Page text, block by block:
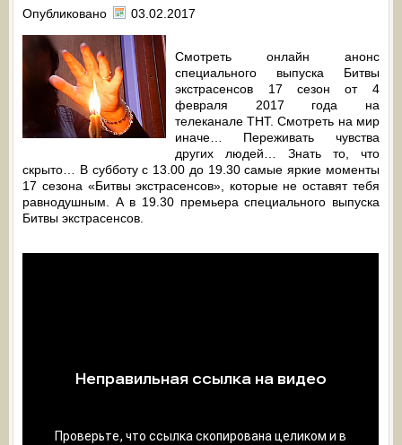
Опубликовано 03.02.2017
Смотреть онлайн анонс
специального выпуска Битвы
экстрасенсов 17 сезон от 4
февраля 2017 года на
телеканале ТНТ. Смотреть на мир
иначе… Переживать чувства
других людей… Знать то, что
скрыто… В субботу с 13.00 до 19.30 самые яркие моменты
17 сезона «Битвы экстрасенсов», которые не оставят тебя
равнодушным. А в 19.30 премьера специального выпуска
Битвы экстрасенсов.